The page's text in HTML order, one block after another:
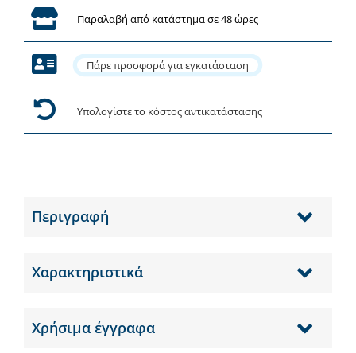
Παραλαβή από κατάστημα σε 48 ώρες
Πάρε προσφορά για εγκατάσταση
Υπολογίστε το κόστος αντικατάστασης
Περιγραφή
Χαρακτηριστικά
Χρήσιμα έγγραφα